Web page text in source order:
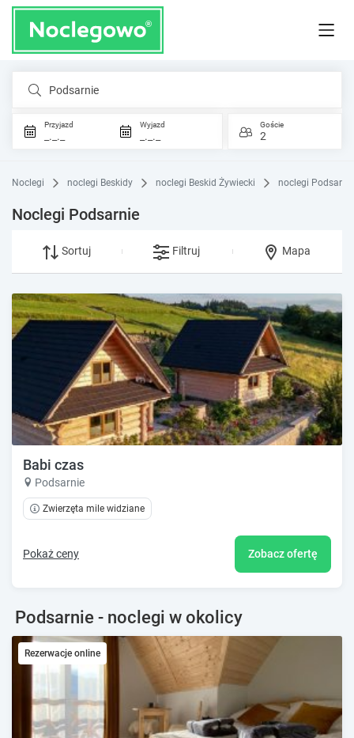
Podsarnie
Przyjazd
_._._
Wyjazd
_._._
Goście
2
Noclegi noclegi Beskidy noclegi Beskid Żywiecki noclegi Podsarnie
Noclegi Podsarnie
Sortuj Filtruj Mapa
Babi czas
Podsarnie
Zwierzęta mile widziane
Pokaż ceny Zobacz ofertę
Podsarnie - noclegi w okolicy
Rezerwacje online